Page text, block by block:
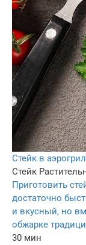
Стейк в
Стейк
Приготовить
достаточно
и вкусный, но
обжарке
30 мин